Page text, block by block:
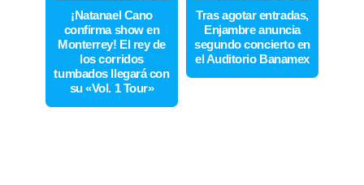
¡Natanael Cano
confirma show en
Monterrey! El rey de
los corridos
tumbados llegará con
su «Vol. 1 Tour»
Tras agotar entradas,
Enjambre anuncia
segundo concierto en
el Auditorio Banamex